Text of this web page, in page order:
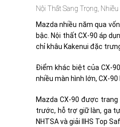
Nội Thất Sang Trọng, Nhiều
Mazda nhiều năm qua
bậc. Nội thất CX-90 áp
chỉ khâu Kakenui đặc
Điểm khác biệt của CX-
nhiều màn hình lớn, CX-
Mazda CX-90 được
trước, hỗ trợ giữ làn, ga
NHTSA và giải IIHS Top